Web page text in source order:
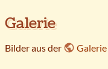
Galerie
Bilder aus der Galerie